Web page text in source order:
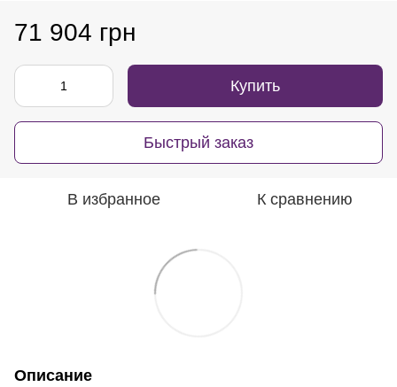
71 904 грн
Купить
Быстрый заказ
В избранное К сравнению
Описание